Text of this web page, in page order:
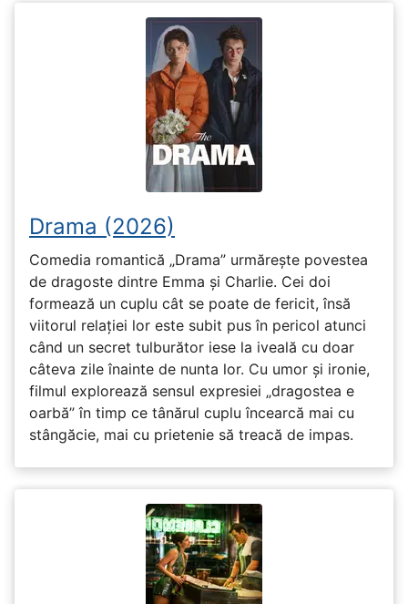
Drama (2026)
Comedia romantică „Drama” urmărește povestea
de dragoste dintre Emma și Charlie. Cei doi
formează un cuplu cât se poate de fericit, însă
viitorul relației lor este subit pus în pericol atunci
când un secret tulburător iese la iveală cu doar
câteva zile înainte de nunta lor. Cu umor și ironie,
filmul explorează sensul expresiei „dragostea e
oarbă” în timp ce tânărul cuplu încearcă mai cu
stângăcie, mai cu prietenie să treacă de impas.